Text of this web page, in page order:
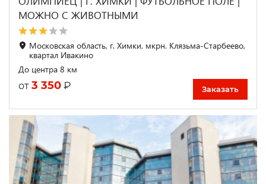
МОЖНО С ЖИВОТНЫМИ
Московская область, г. Химки, мкрн. Клязьма-Старбеево,
квартал Ивакино
До центра 8 км
от 3 350 ₽ Заказать